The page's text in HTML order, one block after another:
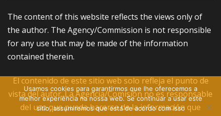
The content of this website reflects the views only of
the author. The Agency/Commission is not responsible
for any use that may be made of the information
contained therein.
El contenido de este sitio web solo refleja el punto de
vista del autor. La Agencia/Comisión no es responsable
del uso que pueda hacerse de la información que
Usamos cookies para garantirmos que lhe oferecemos a
melhor experiência na nossa web. Se continuar a usar este
sítio, assumiremos que está de acordo com isso